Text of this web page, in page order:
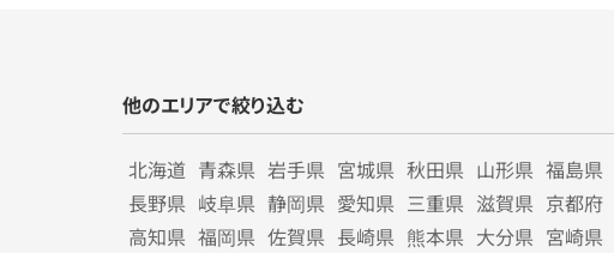
他のエリアで絞り込む
北海道 青森県 岩手県 宮城県 秋田県 山形県 福島県
長野県 岐阜県 静岡県 愛知県 三重県 滋賀県 京都府
高知県 福岡県 佐賀県 長崎県 熊本県 大分県 宮崎県